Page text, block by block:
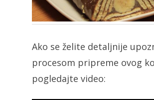
Ako se želite detaljnije
procesom pripreme ovog
pogledajte video: